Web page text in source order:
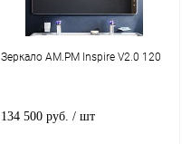
Зеркало AM.PM Inspire V2.0 120
134 500 руб. / шт